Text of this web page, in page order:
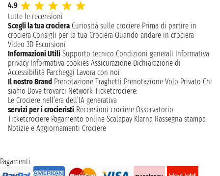
4.9
tutte le recensioni
Scegli la tua crociera Curiosità sulle crociere Prima di partire in
crociera Consigli per la tua Crociera Quando andare in crociera
Video 3D Escursioni
Informazioni Utili Supporto tecnico Condizioni generali Informativa
privacy Informativa cookies Assicurazione Dichiarazione di
Accessibilità Parcheggi Lavora con noi
Il nostro Brand Prenotazione Traghetti Prenotazione Volo Privato Chi
siamo Dove trovarci Network Ticketcrociere:
Le Crociere nell’era dell’IA generativa
servizi per i crocieristi Recensioni crociere Osservatorio
Ticketcrociere Pagamento online Scalapay Klarna Rassegna stampa
Notizie e Aggiornamenti Crociere
Pagamenti